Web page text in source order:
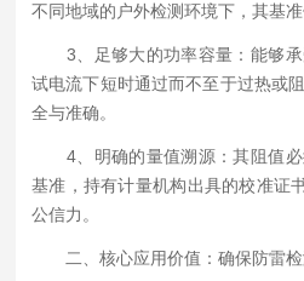
不同地域的户外检测环境下，其基准
3、足够大的功率容量：能够承
试电流下短时通过而不至于过热或
全与准确。
4、明确的量值溯源：其阻值必
基准，持有计量机构出具的校准证
公信力。
二、核心应用价值：确保防雷检